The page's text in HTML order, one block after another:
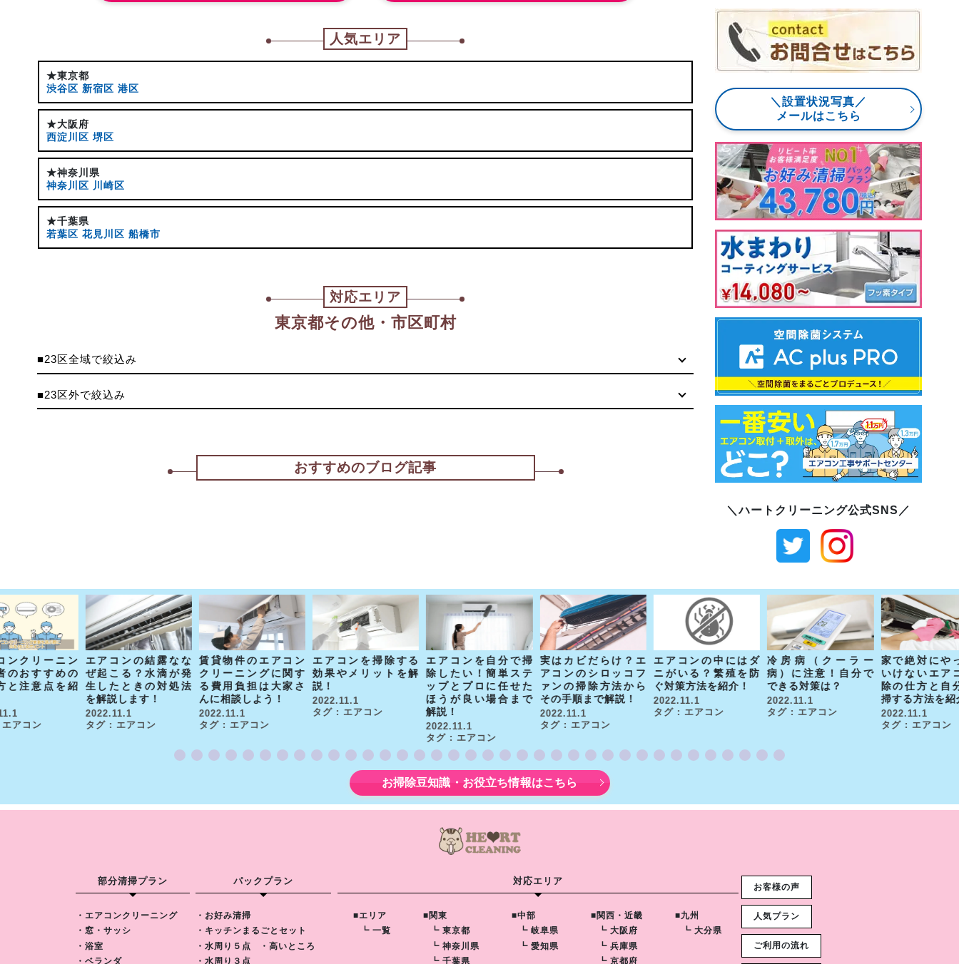
人気エリア
★東京都
渋谷区 新宿区 港区
★大阪府
西淀川区 堺区
★神奈川県
神奈川区 川崎区
★千葉県
若葉区 花見川区 船橋市
対応エリア
東京都その他・市区町村
■23区全域で絞込み
■23区外で絞込み
おすすめのブログ記事
＼設置状況写真／
メールはこちら
＼ハートクリーニング公式SNS／
ンクリーニン
のおすすめの
と注意点を紹
アコン
エアコンの結露なな
ぜ起こる？水滴が発
生したときの対処法
を解説します！
2022.11.1
タグ : エアコン
賃貸物件のエアコン
クリーニングに関す
る費用負担は大家さ
んに相談しよう！
2022.11.1
タグ : エアコン
エアコンを掃除する
効果やメリットを解
説！
2022.11.1
タグ : エアコン
エアコンを自分で掃
除したい！簡単ステ
ップとプロに任せた
ほうが良い場合まで
解説！
2022.11.1
タグ : エアコン
実はカビだらけ？エ
アコンのシロッコフ
ァンの掃除方法から
その手順まで解説！
2022.11.1
タグ : エアコン
エアコンの中にはダ
ニがいる？繁殖を防
ぐ対策方法を紹介！
2022.11.1
タグ : エアコン
冷房病（クーラー
病）に注意！自分で
できる対策は？
2022.11.1
タグ : エアコン
家で絶対にや
いけないエア
除の仕方と自
掃する方法を紹
2022.11.1
タグ : エアコン
お掃除豆知識・お役立ち情報はこちら
部分清掃プラン
・エアコンクリーニング
・窓・サッシ
・浴室
・ベランダ
パックプラン
・お好み清掃
・キッチンまるごとセット
・水周り５点
・高いところ
・水周り３点
対応エリア
■エリア
┗ 一覧
■関東
┗ 東京都
┗ 神奈川県
┗ 千葉県
■中部
┗ 岐阜県
┗ 愛知県
■関西・近畿
┗ 大阪府
┗ 兵庫県
┗ 京都府
■九州
┗ 大分県
お客様の声
人気プラン
ご利用の流れ